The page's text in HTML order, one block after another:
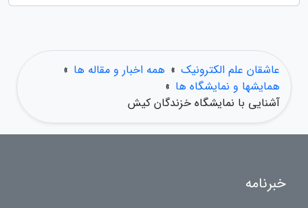
عاشقان علم الکترونیک » همه اخبار و مقاله ها »
همایشها و نمایشگاه ها »
آشنایی با نمایشگاه خزندگان کیش
خبرنامه